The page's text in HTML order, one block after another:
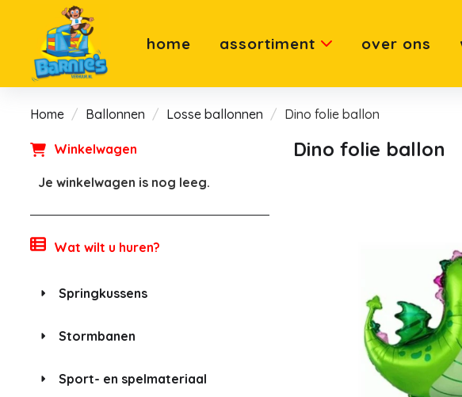
home assortiment over ons
Home Ballonnen Losse ballonnen Dino folie ballon
Winkelwagen
Je winkelwagen is nog leeg.
Wat wilt u huren?
Springkussens
Stormbanen
Sport- en spelmateriaal
Dino folie ballon